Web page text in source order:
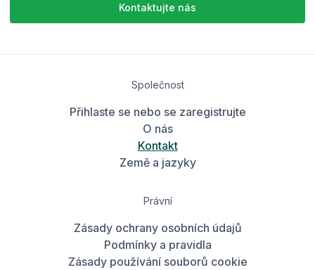
Kontaktujte nás
Společnost
Přihlaste se nebo se zaregistrujte
O nás
Kontakt
Země a jazyky
Právní
Zásady ochrany osobních údajů
Podmínky a pravidla
Zásady používání souborů cookie